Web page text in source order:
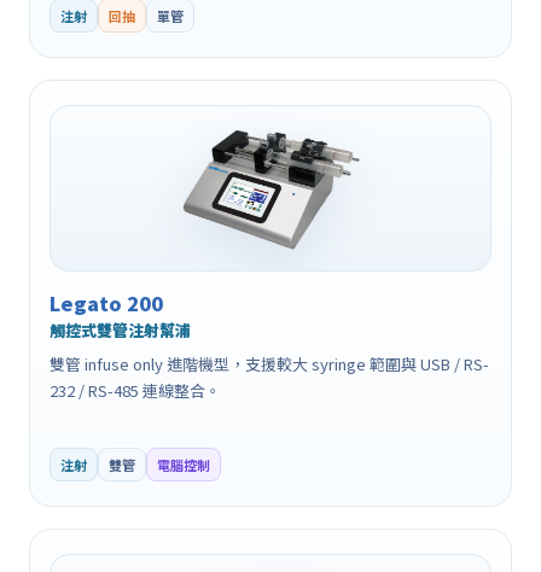
注射 回抽 單管
Legato 200
觸控式雙管注射幫浦
雙管 infuse only 進階機型，支援較大 syringe 範圍與 USB / RS-
232 / RS-485 連線整合。
注射 雙管 電腦控制